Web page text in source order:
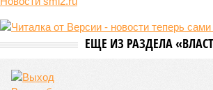
ЕЩЕ ИЗ РАЗДЕЛА